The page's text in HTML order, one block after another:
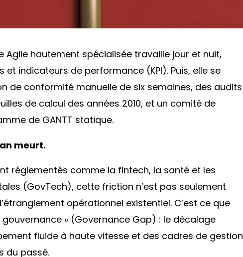
Agile hautement spécialisée travaille jour et nuit,
indicateurs de performance (KPI). Puis, elle se
de conformité manuelle de six semaines, des audits
de calcul des années 2010, et un comité de
de GANTT statique.
meurt.
réglementés comme la fintech, la santé et les
(GovTech), cette friction n’est pas seulement
opérationnel existentiel. C’est ce que
» (Governance Gap) : le décalage
fluide à haute vitesse et des cadres de gestion
du passé.